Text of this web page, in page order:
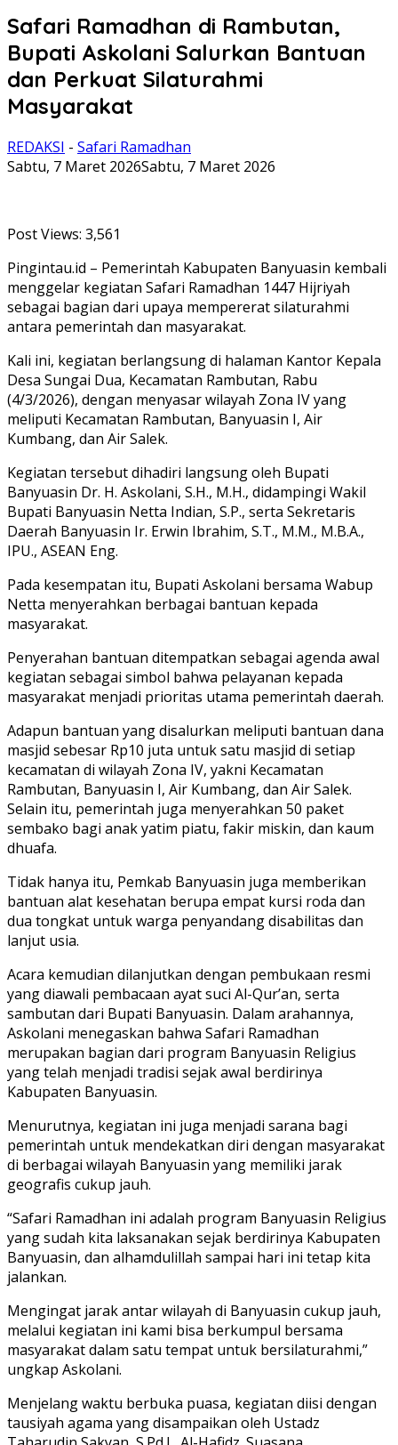
Safari Ramadhan di Rambutan,
Bupati Askolani Salurkan Bantuan
dan Perkuat Silaturahmi
Masyarakat
REDAKSI - Safari Ramadhan
Sabtu, 7 Maret 2026Sabtu, 7 Maret 2026
Post Views: 3,561
Pingintau.id – Pemerintah Kabupaten Banyuasin kembali
menggelar kegiatan Safari Ramadhan 1447 Hijriyah
sebagai bagian dari upaya mempererat silaturahmi
antara pemerintah dan masyarakat.
Kali ini, kegiatan berlangsung di halaman Kantor Kepala
Desa Sungai Dua, Kecamatan Rambutan, Rabu
(4/3/2026), dengan menyasar wilayah Zona IV yang
meliputi Kecamatan Rambutan, Banyuasin I, Air
Kumbang, dan Air Salek.
Kegiatan tersebut dihadiri langsung oleh Bupati
Banyuasin Dr. H. Askolani, S.H., M.H., didampingi Wakil
Bupati Banyuasin Netta Indian, S.P., serta Sekretaris
Daerah Banyuasin Ir. Erwin Ibrahim, S.T., M.M., M.B.A.,
IPU., ASEAN Eng.
Pada kesempatan itu, Bupati Askolani bersama Wabup
Netta menyerahkan berbagai bantuan kepada
masyarakat.
Penyerahan bantuan ditempatkan sebagai agenda awal
kegiatan sebagai simbol bahwa pelayanan kepada
masyarakat menjadi prioritas utama pemerintah daerah.
Adapun bantuan yang disalurkan meliputi bantuan dana
masjid sebesar Rp10 juta untuk satu masjid di setiap
kecamatan di wilayah Zona IV, yakni Kecamatan
Rambutan, Banyuasin I, Air Kumbang, dan Air Salek.
Selain itu, pemerintah juga menyerahkan 50 paket
sembako bagi anak yatim piatu, fakir miskin, dan kaum
dhuafa.
Tidak hanya itu, Pemkab Banyuasin juga memberikan
bantuan alat kesehatan berupa empat kursi roda dan
dua tongkat untuk warga penyandang disabilitas dan
lanjut usia.
Acara kemudian dilanjutkan dengan pembukaan resmi
yang diawali pembacaan ayat suci Al-Qur’an, serta
sambutan dari Bupati Banyuasin. Dalam arahannya,
Askolani menegaskan bahwa Safari Ramadhan
merupakan bagian dari program Banyuasin Religius
yang telah menjadi tradisi sejak awal berdirinya
Kabupaten Banyuasin.
Menurutnya, kegiatan ini juga menjadi sarana bagi
pemerintah untuk mendekatkan diri dengan masyarakat
di berbagai wilayah Banyuasin yang memiliki jarak
geografis cukup jauh.
“Safari Ramadhan ini adalah program Banyuasin Religius
yang sudah kita laksanakan sejak berdirinya Kabupaten
Banyuasin, dan alhamdulillah sampai hari ini tetap kita
jalankan.
Mengingat jarak antar wilayah di Banyuasin cukup jauh,
melalui kegiatan ini kami bisa berkumpul bersama
masyarakat dalam satu tempat untuk bersilaturahmi,”
ungkap Askolani.
Menjelang waktu berbuka puasa, kegiatan diisi dengan
tausiyah agama yang disampaikan oleh Ustadz